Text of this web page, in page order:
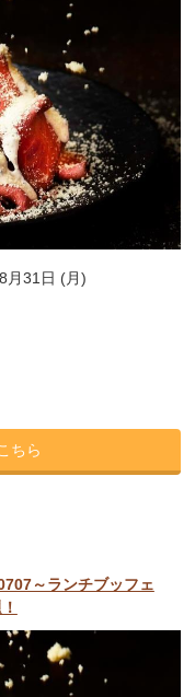
月31日 (月)
ちら
～ランチブッフェ